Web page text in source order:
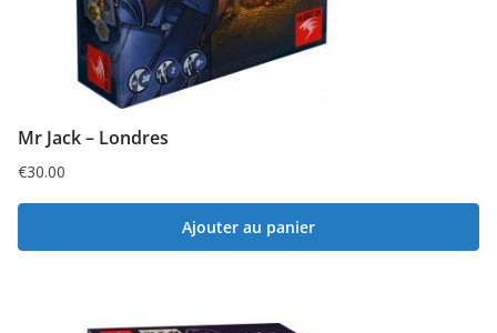
Mr Jack – Londres
€30.00
Ajouter au panier